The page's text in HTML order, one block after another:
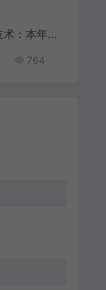
来美通信息技术：本年度流行的网页设计风格
764